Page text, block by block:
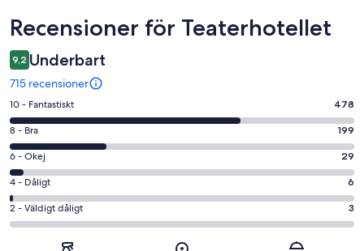
Recensioner
Recensioner för Teaterhotellet
9,2 Underbart
715 recensioner
10
-
Fantastiskt
i
betyg.
478
av
715
recensioner
10 - Fantastiskt 478
8
-
Bra
i
betyg.
199
8 - Bra 199
6
-
Okej
i
betyg.
6 - Okej 29
4
-
Dåligt
4 - Dåligt 6
2
-
2 - Väldigt dåligt 3